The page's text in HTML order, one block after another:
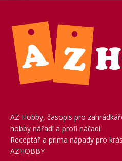
AZ Hobby, časopis pro
hobby nářadí a profi nářadí.
Receptář a prima nápady pro
AZHOBBY